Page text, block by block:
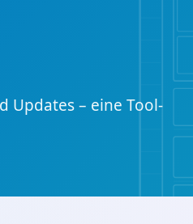
Updates – eine Tool-